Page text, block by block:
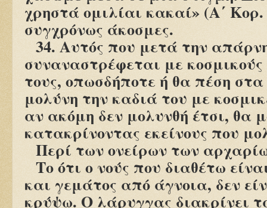
χρηστά ομιλίαι κακαί» (Α΄ Κορ.
συγχρόνως άκοσμες.
34. Αυτός που μετά την
συναναστρέφεται με
τους, οπωσδήποτε ή θα πέση
μολύνη την καδιά του με
αν ακόμη δεν μολυνθή έτσι, θα
κατακρίνοντας εκείνους που
Περί των ονείρων των
Τo ότι ο νούς που διαθέτω
και γεμάτος από άγνοια, δεν
κρύψω. Ο λάρυγγας διακρίνει